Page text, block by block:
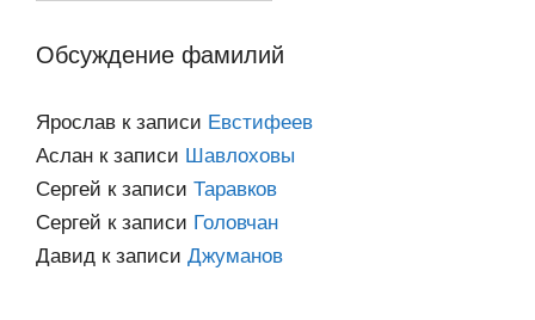
Обсуждение фамилий
Ярослав к записи Евстифеев
Аслан к записи Шавлоховы
Сергей к записи Таравков
Сергей к записи Головчан
Давид к записи Джуманов